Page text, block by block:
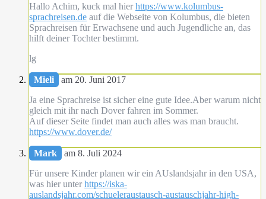
Hallo Achim, kuck mal hier https://www.kolumbus-
sprachreisen.de auf die Webseite von Kolumbus, die bieten
Sprachreisen für Erwachsene und auch Jugendliche an, das
hilft deiner Tochter bestimmt.
lg
Mieli
am 20. Juni 2017
Ja eine Sprachreise ist sicher eine gute Idee.Aber warum nicht
gleich mit ihr nach Dover fahren im Sommer.
Auf dieser Seite findet man auch alles was man braucht.
https://www.dover.de/
Mark
am 8. Juli 2024
Für unsere Kinder planen wir ein AUslandsjahr in den USA,
was hier unter https://iska-
auslandsjahr.com/schueleraustausch-austauschjahr-high-